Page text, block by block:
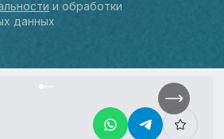
и обработки
данных